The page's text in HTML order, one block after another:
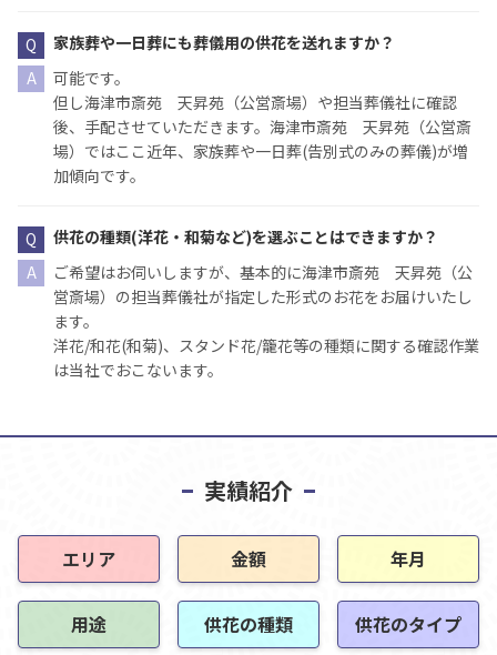
家族葬や一日葬にも葬儀用の供花を送れますか？
可能です。
但し海津市斎苑 天昇苑（公営斎場）や担当葬儀社に確認
後、手配させていただきます。海津市斎苑 天昇苑（公営斎
場）ではここ近年、家族葬や一日葬(告別式のみの葬儀)が増
加傾向です。
供花の種類(洋花・和菊など)を選ぶことはできますか？
ご希望はお伺いしますが、基本的に海津市斎苑 天昇苑（公
営斎場）の担当葬儀社が指定した形式のお花をお届けいたし
ます。
洋花/和花(和菊)、スタンド花/籠花等の種類に関する確認作業
は当社でおこないます。
実績紹介
エリア 金額 年月
用途 供花の種類 供花のタイプ